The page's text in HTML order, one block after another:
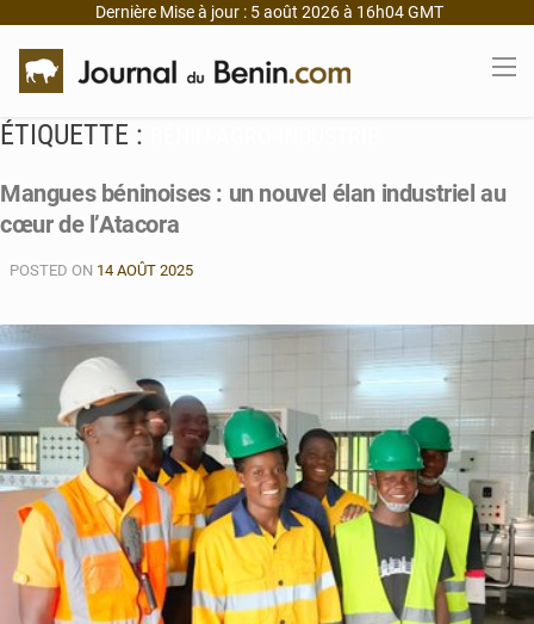
Dernière Mise à jour : 5 août 2026 à 16h04 GMT
ÉTIQUETTE :
Mangues béninoises : un nouvel élan industriel au
cœur de l’Atacora
POSTED ON 14 AOÛT 2025